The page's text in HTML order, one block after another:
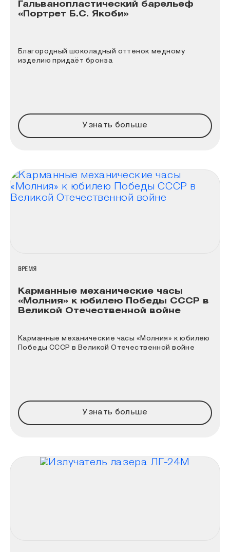
Гальванопластический барельеф
«Портрет Б.С. Якоби»
Благородный шоколадный оттенок медному
изделию придаёт бронза
Узнать больше
НАЗВАНИЕ КОЛЛЕКЦИИ
ВРЕМЯ
Карманные механические часы
«Молния» к юбилею Победы СССР в
Великой Отечественной войне
Карманные механические часы «Молния» к юбилею
Победы СССР в Великой Отечественной войне
Узнать больше